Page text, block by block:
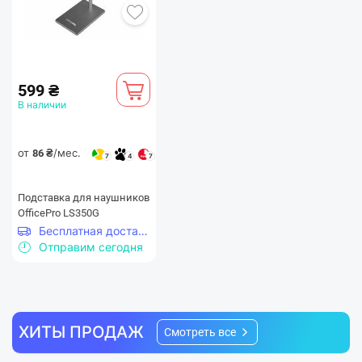
Непрерывное аудио на
599 ₴
В наличии
от 86 ₴/мес. 7 4 7
Подставка для наушников
OfficePro LS350G
Бесплатная доставка
Отправим сегодня
ХИТЫ ПРОДАЖ Смотреть все